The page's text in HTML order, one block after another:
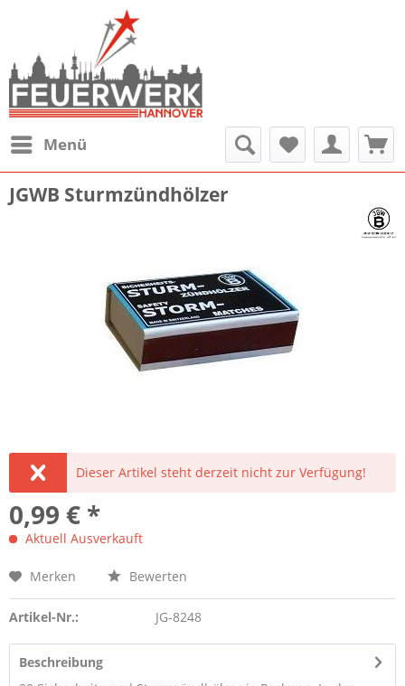
Menü
JGWB Sturmzündhölzer
Dieser Artikel steht derzeit nicht zur Verfügung!
0,99 € *
Aktuell Ausverkauft
Merken Bewerten
Artikel-Nr.: JG-8248
Beschreibung